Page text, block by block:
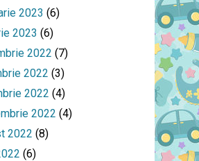
2023 (6)
2023 (6)
2022 (7)
2022 (3)
2022 (4)
2022 (4)
2022 (8)
(6)